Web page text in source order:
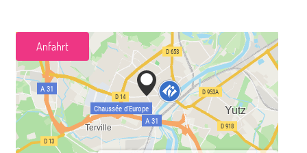
Anfahrt